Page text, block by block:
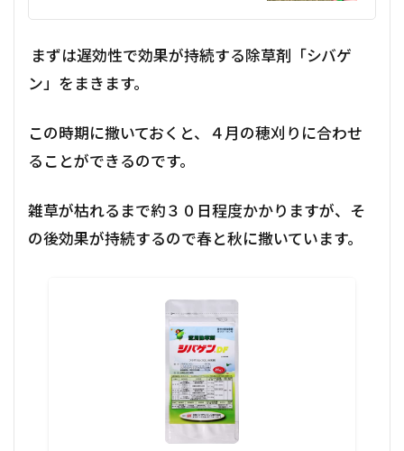
まずは遅効性で効果が持続する除草剤「シバゲ
ン」をまきます。
この時期に撒いておくと、４月の穂刈りに合わせ
ることができるのです。
雑草が枯れるまで約３０日程度かかりますが、そ
の後効果が持続するので春と秋に撒いています。